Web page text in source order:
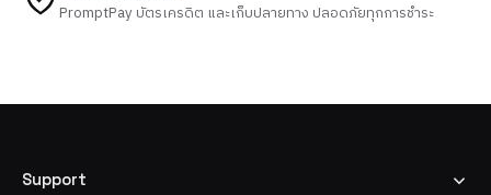
PromptPay บัตรเครดิต และเก็บปลายทาง ปลอดภัยทุกการชำระ
Support